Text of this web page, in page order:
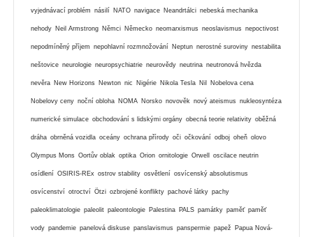
vyjednávací problém násilí NATO navigace Neandrtálci nebeská mechanika
nehody Neil Armstrong Němci Německo neomarxismus neoslavismus nepoctivost
nepodmíněný příjem nepohlavní rozmnožování Neptun nerostné suroviny nestabilita
neštovice neurologie neuropsychiatrie neurovědy neutrina neutronová hvězda
nevěra New Horizons Newton nic Nigérie Nikola Tesla Nil Nobelova cena
Nobelovy ceny noční obloha NOMA Norsko novověk nový ateismus nukleosyntéza
numerické simulace obchodování s lidskými orgány obecná teorie relativity oběžná
dráha obrněná vozidla oceány ochrana přírody oči očkování odboj oheň olovo
Olympus Mons Oortův oblak optika Orion ornitologie Orwell oscilace neutrin
osídlení OSIRIS-REx ostrov stability osvětlení osvícenský absolutismus
osvícenství otroctví Ötzi ozbrojené konflikty pachové látky pachy
paleoklimatologie paleolit paleontologie Palestina PALS památky paměť paměť
vody pandemie panelová diskuse panslavismus panspermie papež Papua Nová-